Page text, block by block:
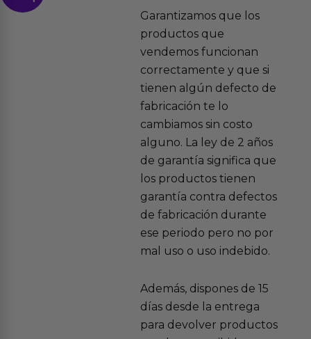
Garantizamos que los
productos que
vendemos funcionan
correctamente y que si
tienen algún defecto de
fabricación te lo
cambiamos sin costo
alguno. La ley de 2 años
de garantía significa que
los productos tienen
garantía contra defectos
de fabricación durante
ese periodo pero no por
mal uso o uso indebido.
Además, dispones de 15
días desde la entrega
para devolver productos